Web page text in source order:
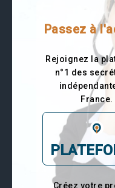
Passez à
Rejoignez la
n°1 des
France.
Créez votre
10196 visiteurs
Trouvez votre
RESTEZ EN
44 Boulevard du